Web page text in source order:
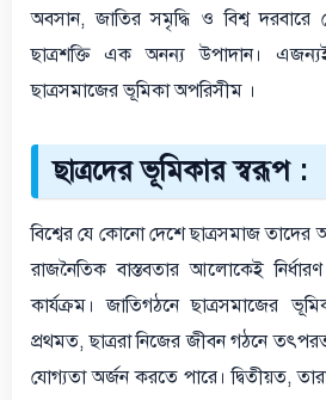
অবসান, জাতির সমৃদ্ধি ও বিশ্ব দরবারে
ছাত্রশক্তি এক অনন্য উপাদান।
ছাত্রসমাজের ভূমিকা অপরিসীম ।
ছাত্রদের ভূমিকার স্বরূপ :
বিশ্বের যে কোনো দেশে ছাত্রসমাজ তাদের
রাজনৈতিক বাস্তবতার আলোকেই
কার্যক্রম। জাতিগঠনে ছাত্রসমাজের
প্রথমত, ছাত্ররা নিজের জীবন গঠনে
যোগ্যতা অর্জন করতে পারে। দ্বিতীয়ত,